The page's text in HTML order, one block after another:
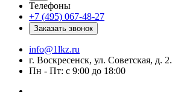
Телефоны
+7 (495) 067-48-27
Заказать звонок
info@1lkz.ru
г. Воскресенск, ул. Советская, д. 2.
Пн - Пт: с 9:00 до 18:00